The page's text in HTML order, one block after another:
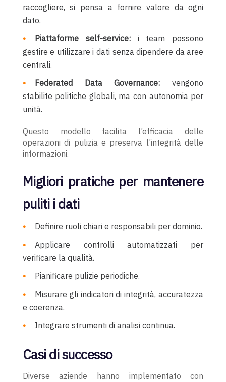
raccogliere, si pensa a fornire valore da ogni
dato.
Piattaforme self-service: i team possono
gestire e utilizzare i dati senza dipendere da aree
centrali.
Federated Data Governance:vengono
stabilite politiche globali, ma con autonomia per
unità.
Questo modello facilita l’efficacia delle
operazioni di pulizia e preserva l’integrità delle
informazioni.
Migliori pratiche per mantenere
puliti i dati
Definire ruoli chiari e responsabili per dominio.
Applicare controlli automatizzati per
verificare la qualità.
Pianificare pulizie periodiche.
Misurare gli indicatori di integrità, accuratezza
e coerenza.
Integrare strumenti di analisi continua.
Casi di successo
Diverse aziende hanno implementato con